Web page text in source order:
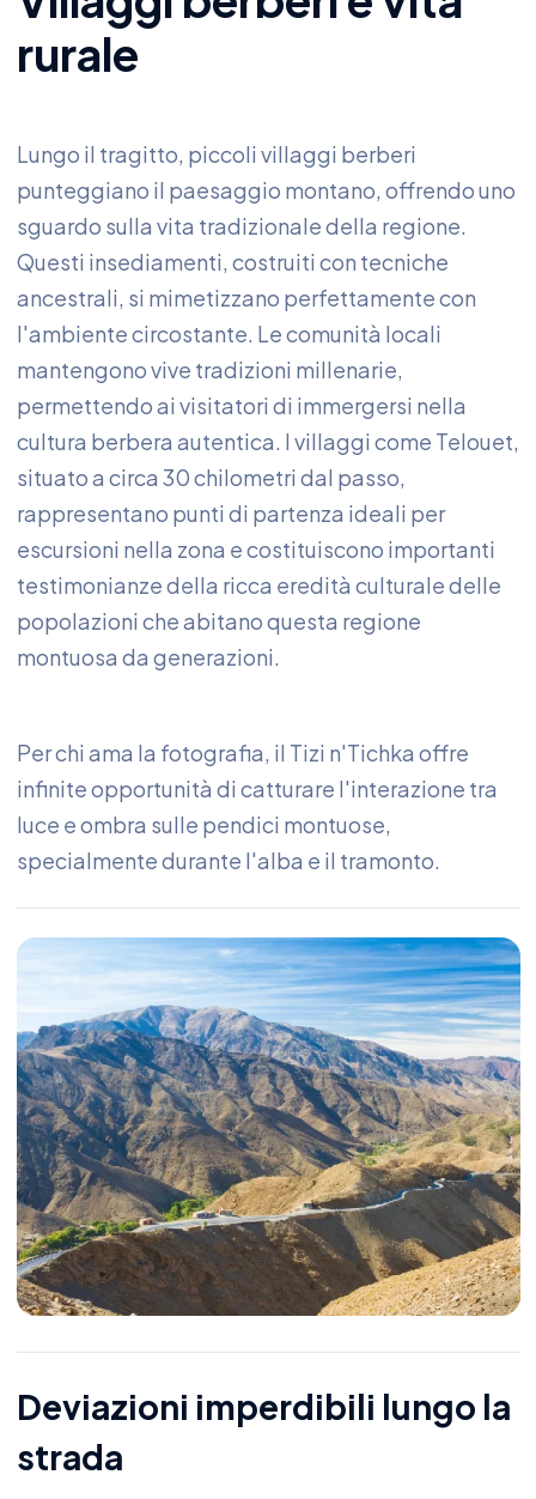
rurale
Lungo il tragitto, piccoli villaggi berberi
punteggiano il paesaggio montano, offrendo uno
sguardo sulla vita tradizionale della regione.
Questi insediamenti, costruiti con tecniche
ancestrali, si mimetizzano perfettamente con
l'ambiente circostante. Le comunità locali
mantengono vive tradizioni millenarie,
permettendo ai visitatori di immergersi nella
cultura berbera autentica. I villaggi come Telouet,
situato a circa 30 chilometri dal passo,
rappresentano punti di partenza ideali per
escursioni nella zona e costituiscono importanti
testimonianze della ricca eredità culturale delle
popolazioni che abitano questa regione
montuosa da generazioni.
Per chi ama la fotografia, il Tizi n'Tichka offre
infinite opportunità di catturare l'interazione tra
luce e ombra sulle pendici montuose,
specialmente durante l'alba e il tramonto.
Deviazioni imperdibili lungo la
strada